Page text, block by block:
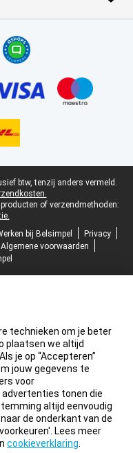
btw, tenzij anders vermeld.
of verzendmethoden:
bij Belsimpel
Privacy
Algemene voorwaarden
technieken om je beter
plaatsen we altijd
je op “Accepteren”
jouw gegevens te
voor
advertenties tonen die
altijd eenvoudig
de onderkant van de
Lees meer
cookieverklaring